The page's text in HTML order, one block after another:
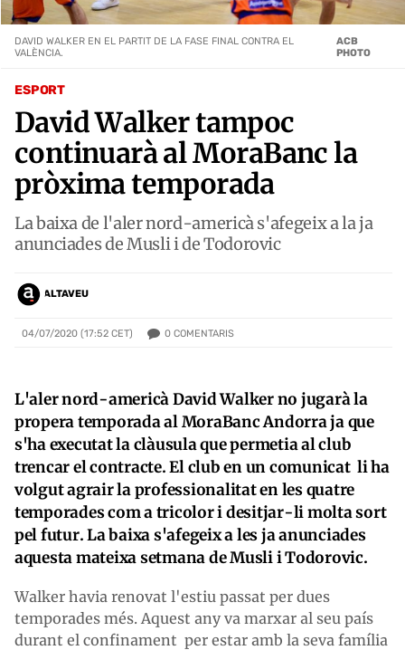
ESPORT
David Walker tampoc
continuarà al MoraBanc la
pròxima temporada
La baixa de l'aler nord-americà s'afegeix a la ja
anunciades de Musli i de Todorovic
ALTAVEU
04/07/2020 (17:52 CET) 0 COMENTARIS
DAVID WALKER EN EL PARTIT DE LA FASE FINAL CONTRA EL
VALÈNCIA.
ACB
PHOTO
L'aler nord-americà David Walker no jugarà la
propera temporada al MoraBanc Andorra ja que
s'ha executat la clàusula que permetia al club
trencar el contracte. El club en un comunicat li ha
volgut agrair la professionalitat en les quatre
temporades com a tricolor i desitjar-li molta sort
pel futur. La baixa s'afegeix a les ja anunciades
aquesta mateixa setmana de Musli i Todorovic.
Walker havia renovat l'estiu passat per dues
temporades més. Aquest any va marxar al seu país
durant el confinament per estar amb la seva família